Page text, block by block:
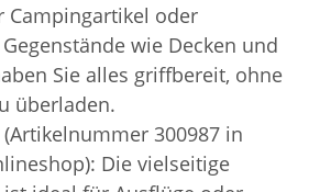
Campingartikel oder
wie Decken und
Sie alles griffbereit, ohne
überladen.
300987 in
Die vielseitige